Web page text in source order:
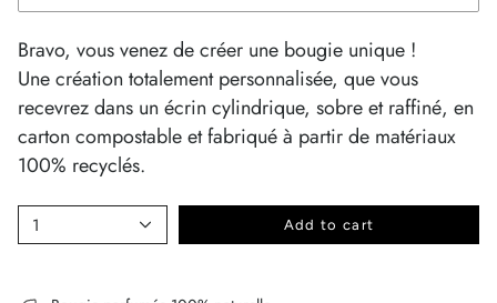
Bravo, vous venez de créer une bougie unique !
Une création totalement personnalisée, que vous
recevrez dans un écrin cylindrique, sobre et raffiné, en
carton compostable et fabriqué à partir de matériaux
100% recyclés.
1 Add to cart